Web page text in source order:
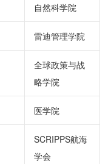
自然科学院
雷迪管理学院
全球政策与战
略学院
医学院
SCRIPPS航海
学会